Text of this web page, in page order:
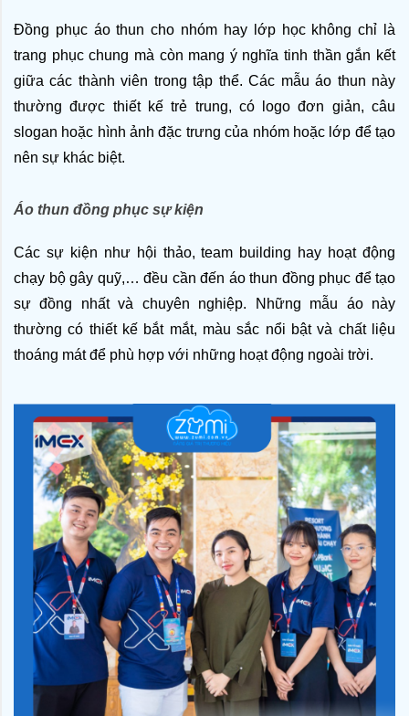
Đồng phục áo thun cho nhóm hay lớp học không chỉ là
trang phục chung mà còn mang ý nghĩa tinh thần gắn kết
giữa các thành viên trong tập thể. Các mẫu áo thun này
thường được thiết kế trẻ trung, có logo đơn giản, câu
slogan hoặc hình ảnh đặc trưng của nhóm hoặc lớp để tạo
nên sự khác biệt.
Áo thun đồng phục sự kiện
Các sự kiện như hội thảo, team building hay hoạt động
chạy bộ gây quỹ,… đều cần đến áo thun đồng phục để tạo
sự đồng nhất và chuyên nghiệp. Những mẫu áo này
thường có thiết kế bắt mắt, màu sắc nổi bật và chất liệu
thoáng mát để phù hợp với những hoạt động ngoài trời.